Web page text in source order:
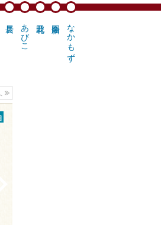
あびこ なかもず